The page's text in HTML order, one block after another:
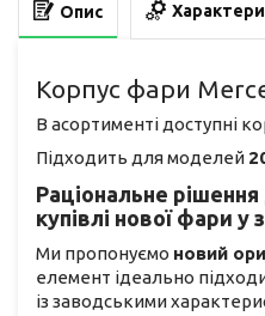
Опис
Корпус фари
В асортименті доступні
Підходить для моделей
Раціональне
купівлі нової фари
Ми пропонуємо новий
елемент ідеально
із заводськими